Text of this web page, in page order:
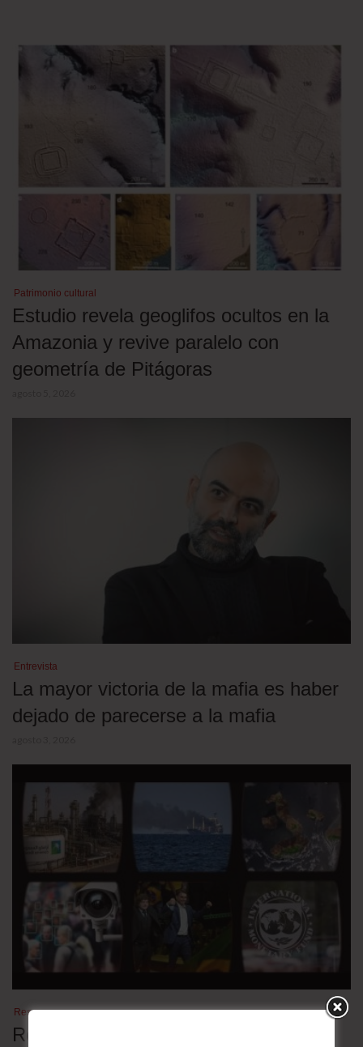
Patrimonio cultural
Estudio revela geoglifos ocultos en la
Amazonia y revive paralelo con
geometría de Pitágoras
Entrevista
La mayor victoria de la mafia es haber
dejado de parecerse a la mafia
Resumen
Resumen de la semana: Buscaminas